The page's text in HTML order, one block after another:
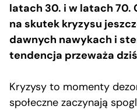
latach 30. i w latach 70.
na skutek kryzysu
dawnych nawykach i
tendencja przeważa
Kryzysy to momenty
społeczne zaczynają